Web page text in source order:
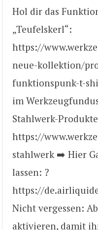
Hol dir das
„Teufelskerl“:
https://
neue-kollektion/
funktionspunk-t-
im
Stahlwerk-
https://
stahlwerk ➡️ Hier
lassen: ?
https://
Nicht vergessen:
aktivieren, damit